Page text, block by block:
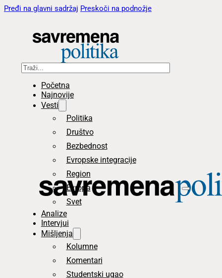
Pređi na glavni sadržaj Preskoči na podnožje
Pretraga
Početna
Najnovije
Vesti
Politika
Društvo
Bezbednost
Evropske integracije
Region
Evropa
Svet
Analize
Intervjui
Mišljenja
Kolumne
Komentari
Studentski ugao